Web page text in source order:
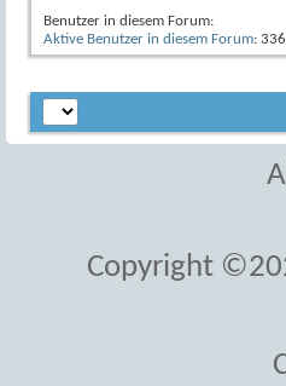
Benutzer in diesem Forum:
Aktive Benutzer in diesem Forum:
Copyright